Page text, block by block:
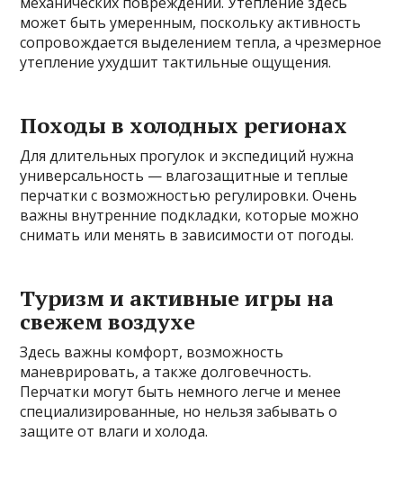
может быть умеренным, поскольку активность
сопровождается выделением тепла, а чрезмерное
утепление ухудшит тактильные ощущения.
Походы в холодных регионах
Для длительных прогулок и экспедиций нужна
универсальность — влагозащитные и теплые
перчатки с возможностью регулировки. Очень
важны внутренние подкладки, которые можно
снимать или менять в зависимости от погоды.
Туризм и активные игры на
свежем воздухе
Здесь важны комфорт, возможность
маневрировать, а также долговечность.
Перчатки могут быть немного легче и менее
специализированные, но нельзя забывать о
защите от влаги и холода.